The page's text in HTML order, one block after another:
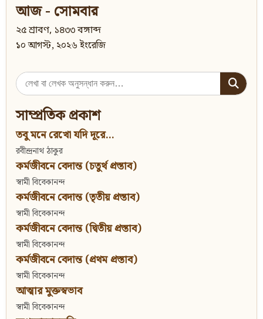
আজ - সোমবার
২৫ শ্রাবণ, ১৪৩৩ বঙ্গাব্দ
১০ আগস্ট, ২০২৬ ইংরেজি
Search
for:
সাম্প্রতিক প্রকাশ
তবু মনে রেখো যদি দূরে...
রবীন্দ্রনাথ ঠাকুর
কর্মজীবনে বেদান্ত (চতুর্থ প্রস্তাব)
স্বামী বিবেকানন্দ
কর্মজীবনে বেদান্ত (তৃতীয় প্রস্তাব)
স্বামী বিবেকানন্দ
কর্মজীবনে বেদান্ত (দ্বিতীয় প্রস্তাব)
স্বামী বিবেকানন্দ
কর্মজীবনে বেদান্ত (প্রথম প্রস্তাব)
স্বামী বিবেকানন্দ
আত্মার মুক্তস্বভাব
স্বামী বিবেকানন্দ